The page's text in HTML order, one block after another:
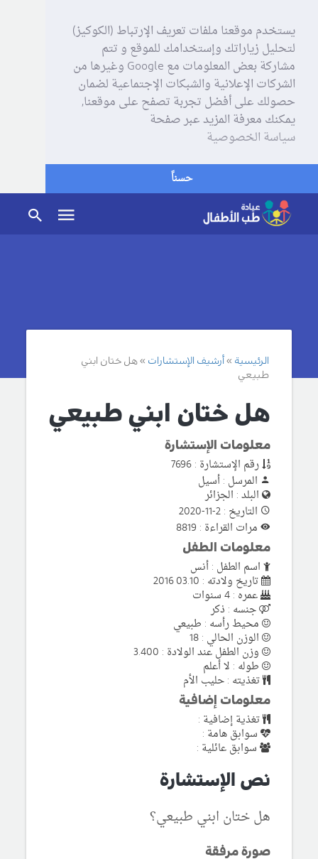
يستخدم موقعنا ملفات تعريف الإرتباط (الكوكيز)
لتحليل زياراتك وإستخدامك للموقع و تتم
مشاركة بعض المعلومات مع Google وغيرها من
الشركات الإعلانية والشبكات الإجتماعية لضمان
حصولك على أفضل تجربة تصفح على موقعنا,
يمكنك معرفة المزيد عبر صفحة
سياسة الخصوصية
حسناً
الرئيسية أرشيف الإستشارات
هل ختان ابني
طبيعي
هل ختان ابني طبيعي
معلومات الإستشارة
رقم الإستشارة : 7696
المرسل : أسيل
البلد : الجزائر
التاريخ : 2-11-2020
مرات القراءة : 8819
معلومات الطفل
اسم الطفل : أنس
تاريخ ولادته : 03.10 2016
عمره : 4 سنوات
جنسه : ذكر
محيط رأسه : طبيعي
الوزن الحالي : 18
وزن الطفل عند الولادة : 3.400
طوله : لا أعلم
تغذيته : حليب الأم
معلومات إضافية
تغذية إضافية :
سوابق هامة :
سوابق عائلية :
نص الإستشارة
هل ختان ابني طبيعي؟
صورة مرفقة